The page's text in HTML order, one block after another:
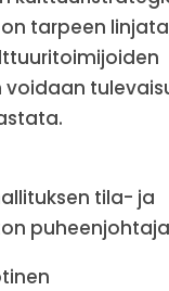
tarpeen
voidaan
tila- ja